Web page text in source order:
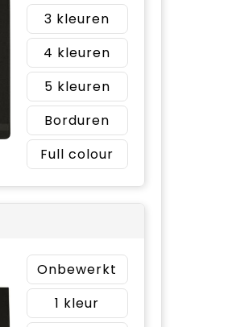
3
4
5
Borduren
Full colour
Onbewerkt
1